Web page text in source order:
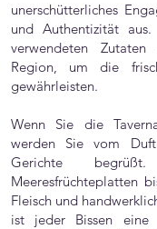
unerschütterliches
und Authentizität
verwendeten
Region, um die
gewährleisten.
Wenn Sie die
werden Sie vom
Gerichte
Meeresfrüchteplatten
Fleisch und
ist jeder Bissen eine